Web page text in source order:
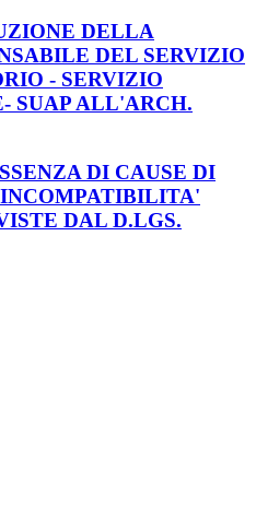
DELLA
DEL SERVIZIO
- SERVIZIO
SUAP ALL'ARCH.
DI CAUSE DI
DAL D.LGS.